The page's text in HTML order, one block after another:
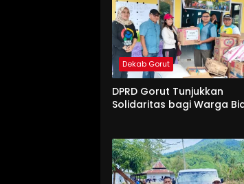
Dekab Gorut
DPRD Gorut Tunjukkan
Solidaritas bagi Warga